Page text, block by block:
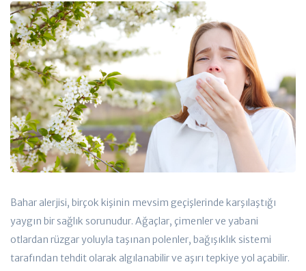
Bahar alerjisi, birçok kişinin mevsim geçişlerinde karşılaştığı
yaygın bir sağlık sorunudur. Ağaçlar, çimenler ve yabani
otlardan rüzgar yoluyla taşınan polenler, bağışıklık sistemi
tarafından tehdit olarak algılanabilir ve aşırı tepkiye yol açabilir.